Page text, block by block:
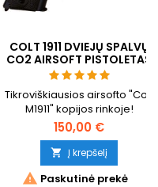
COLT 1911 DVIEJŲ SPALVŲ
CO2 AIRSOFT PISTOLETAS
SU BĖGELIU
Tikroviškiausios airsofto "Colt
M1911" kopijos rinkoje!
Cybergun 180531.
150,00 €
 Į krepšelį
 Paskutinė prekė